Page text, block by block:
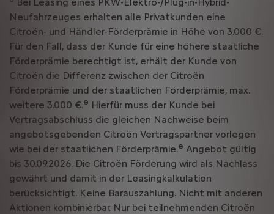
Neufahrzeuges erhalten alle Privatkunden eine
Citroën- und Händler-Förderprämie in Höhe von 3.000 €.
Für den Fall, dass der Kunde für eine höhere staatliche
Förderprämie berechtigt ist, erhält der Kunde von
Citroën die Differenz zwischen der Citroën
Förderprämie und der staatlichen Förderprämie, max.
weitere 3.000 €.e Hierfür muss der Kunde bei
Vertragsabschluss die gleichen Nachweise beim
angebotsgebenden Citroën Vertragspartner vorlegen
wie bei der staatlichen Förderprämie.e Angebot gültig
bis 30.09.2026. Die Citroën Förderung wird als Nachlass
gewährt und damit in der Leasingkalkulation
berücksichtigt. Keine Barauszahlung. Nicht mit anderen
Aktionen kombinierbar. Nur bei teilnehmenden Citroën